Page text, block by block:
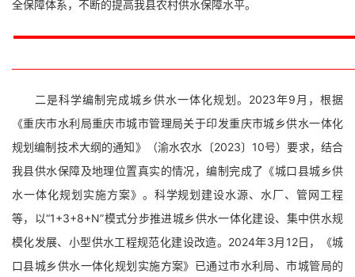
全保障体系，不断的提高我县农村供水保障水平。
二是科学编制完成城乡供水一体化规划。2023年9月，根据
《重庆市水利局重庆市城市管理局关于印发重庆市城乡供水一体化
规划编制技术大纲的通知》（渝水农水〔2023〕10号）要求，结合
我县供水保障及地理位置真实的情况，编制完成了《城口县城乡供
水一体化规划实施方案》。科学规划建设水源、水厂、管网工程
等，以“1+3+8+N”模式分步推进城乡供水一体化建设、集中供水规
模化发展、小型供水工程规范化建设改造。2024年3月12日，《城
口县城乡供水一体化规划实施方案》已通过市水利局、市城管局的